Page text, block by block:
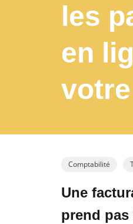
Comptabilité
les
en
Une
prend